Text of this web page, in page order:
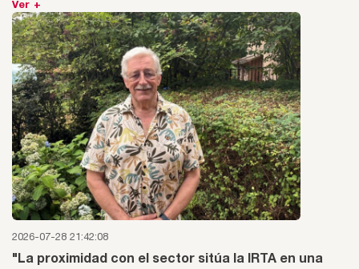
Ver +
2026-07-28 21:42:08
"La proximidad con el sector sitúa la IRTA en una